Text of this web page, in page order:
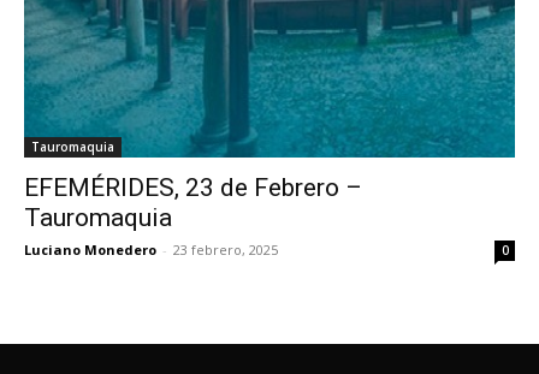
Tauromaquia
EFEMÉRIDES, 23 de Febrero –
Tauromaquia
Luciano Monedero - 23 febrero, 2025 0